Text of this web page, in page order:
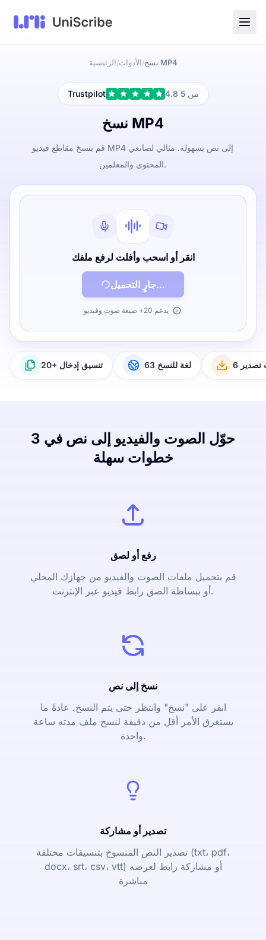
الرئيسية/الأدوات/ نسخ MP4
Trustpilot 4.8 من 5
نسخ MP4
قم بنسخ مقاطع فيديو MP4 إلى نص بسهولة. مثالي لصانعي
المحتوى والمعلمين.
انقر أو اسحب وأفلت لرفع ملفك
جارٍ التحميل...
يدعم 20+ صيغة صوت وفيديو
20+ تنسيق إدخال 63 لغة للنسخ تصدير
حوّل الصوت والفيديو إلى نص في 3
خطوات سهلة
رفع أو لصق
قم بتحميل ملفات الصوت والفيديو من جهازك المحلي
أو ببساطة الصق رابط فيديو عبر الإنترنت.
نسخ إلى نص
انقر على "نسخ" وانتظر حتى يتم النسخ. عادةً ما
يستغرق الأمر أقل من دقيقة لنسخ ملف مدته ساعة
واحدة.
تصدير أو مشاركة
تصدير النص المنسوخ بتنسيقات مختلفة (txt، pdf،
docx، srt، csv، vtt) أو مشاركة رابط لعرضه
مباشرة